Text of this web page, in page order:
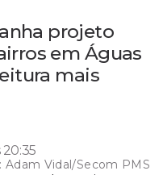
projeto
em Águas
mais
20:35
Adam Vidal/Secom PMS